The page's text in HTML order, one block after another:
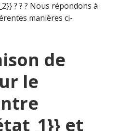
? ? ? Nous répondons à
manières ci-
de
le
et